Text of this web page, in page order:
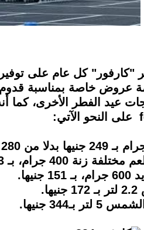
كل عام على توفير
عروض خاصة بمناسبة قدوم
عيد الفطر الأخرى،
400 جرام، بـ 33 جنيها.
جنيها.